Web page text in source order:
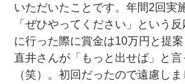
いただいたことです。年間2回実
「ぜひやってください」という
に行った際に賞金は10万円と提
直井さんが「もっと出せば」と言
（笑）。初回だったので遠慮し